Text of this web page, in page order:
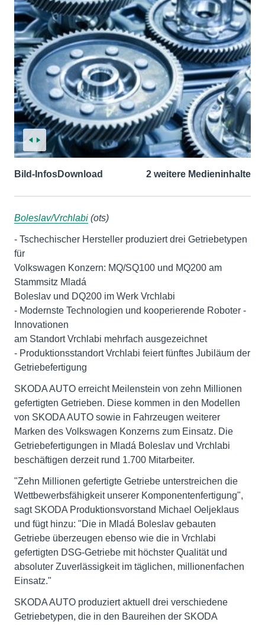
Bild-InfosDownload 2 weitere Medieninhalte
Boleslav/Vrchlabi (ots)
- Tschechischer Hersteller produziert drei Getriebetypen
für
Volkswagen Konzern: MQ/SQ100 und MQ200 am
Stammsitz Mladá
Boleslav und DQ200 im Werk Vrchlabi
- Modernste Technologien und kooperierende Roboter -
Innovationen
am Standort Vrchlabi mehrfach ausgezeichnet
- Produktionsstandort Vrchlabi feiert fünftes Jubiläum der
Getriebefertigung
SKODA AUTO erreicht Meilenstein von zehn Millionen
gefertigten Getrieben. Diese kommen in den Modellen
von SKODA AUTO sowie in Fahrzeugen weiterer
Marken des Volkswagen Konzerns zum Einsatz. Die
Getriebefertigungen in Mladá Boleslav und Vrchlabi
beschäftigen derzeit rund 1.700 Mitarbeiter.
"Zehn Millionen gefertigte Getriebe unterstreichen die
Wettbewerbsfähigkeit unserer Komponentenfertigung",
sagt SKODA Produktionsvorstand Michael Oeljeklaus
und fügt hinzu: "Die in Mladá Boleslav gebauten
Getriebe überzeugen ebenso wie die in Vrchlabi
gefertigten DSG-Getriebe mit höchster Qualität und
absoluter Zuverlässigkeit im täglichen, millionenfachen
Einsatz."
SKODA AUTO produziert aktuell drei verschiedene
Getriebetypen, die in den Baureihen der SKODA